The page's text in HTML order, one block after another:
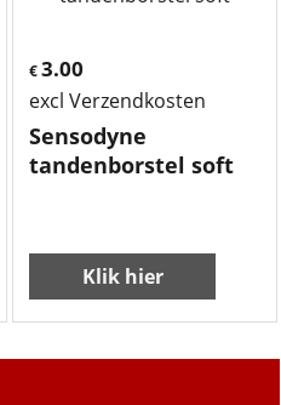
€3.00
excl Verzendkosten
Sensodyne
tandenborstel soft
Klik hier